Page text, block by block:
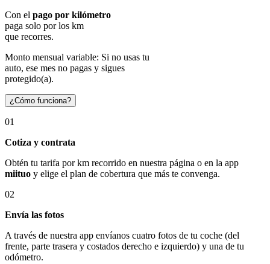
Con el pago por kilómetro
paga solo por los km
que recorres.
Monto mensual variable: Si no usas tu
auto, ese mes no pagas y sigues
protegido(a).
¿Cómo funciona?
01
Cotiza y contrata
Obtén tu tarifa por km recorrido en nuestra página o en la app
miituo y elige el plan de cobertura que más te convenga.
02
Envía las fotos
A través de nuestra app envíanos cuatro fotos de tu coche (del
frente, parte trasera y costados derecho e izquierdo) y una de tu
odómetro.